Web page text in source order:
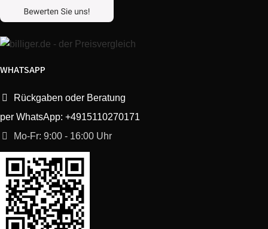
WHATSAPP
Rückgaben oder Beratung
per WhatsApp: +4915110270171
Mo-Fr: 9:00 - 16:00 Uhr